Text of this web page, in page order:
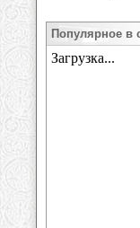
Популярное в